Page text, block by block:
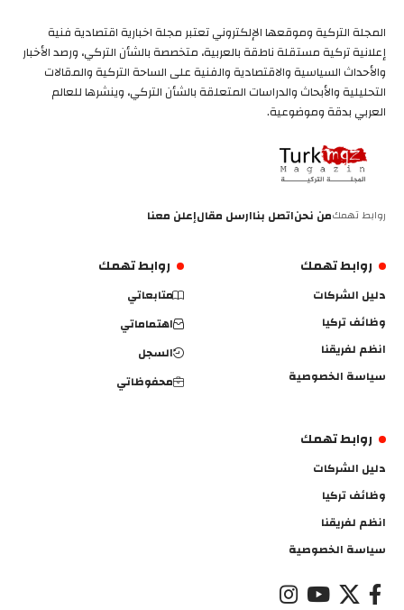
المجلة التركية وموقعها الإلكتروني تعتبر مجلة اخبارية اقتصادية فنية
إعلانية تركية مستقلة ناطقة بالعربية، متخصصة بالشأن التركي، ورصد الأخبار
والأحداث السياسية والاقتصادية والفنية على الساحة التركية والمقالات
التحليلية والأبحاث والدراسات المتعلقة بالشأن التركي، وينشرها للعالم
العربي بدقة وموضوعية.
روابط تهمكمن نحناتصل بناارسل مقالإعلن معنا
روابط تهمك
دليل الشركات
وظائف تركيا
انظم لفريقنا
سياسة الخصوصية
روابط تهمك
متابعاتي
اهتماماتي
السجل
محفوظاتي
روابط تهمك
دليل الشركات
وظائف تركيا
انظم لفريقنا
سياسة الخصوصية